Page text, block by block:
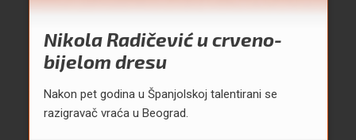
Nikola Radičević u crveno-
bijelom dresu
Nakon pet godina u Španjolskoj talentirani se
razigravač vraća u Beograd.